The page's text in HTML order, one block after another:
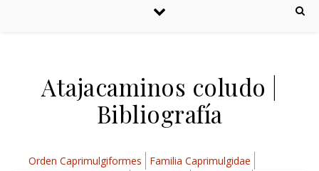
Atajacaminos coludo |
Bibliografía
Orden Caprimulgiformes
Familia Caprimulgidae